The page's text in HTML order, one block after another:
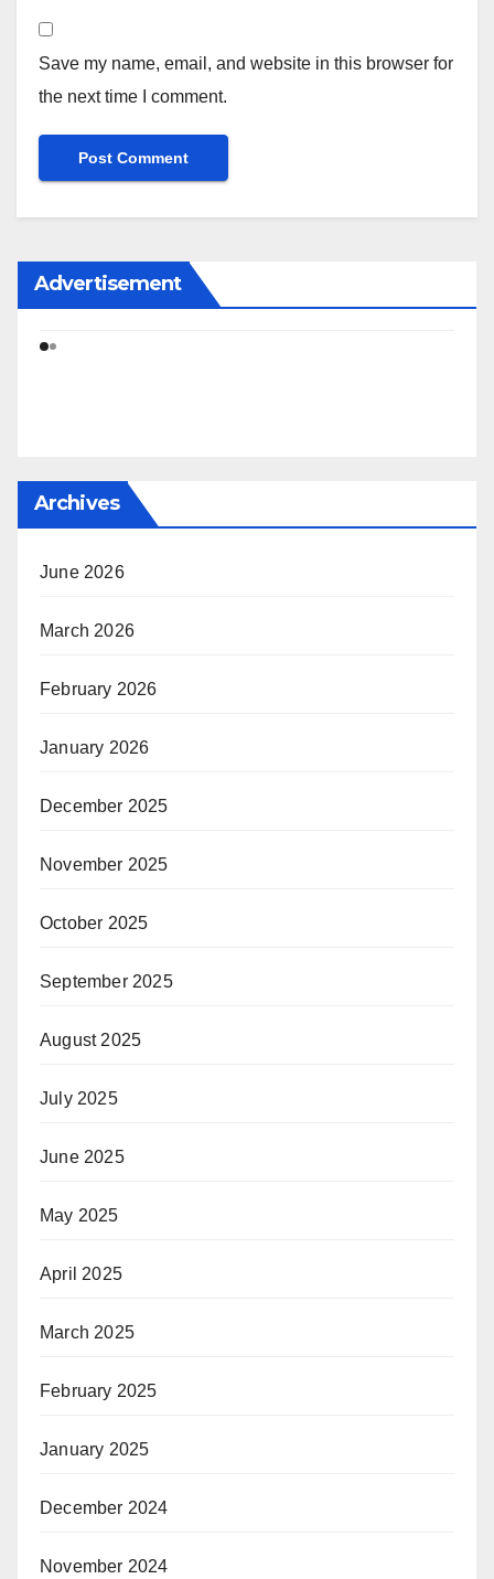
Save my name, email, and website in this browser for
the next time I comment.
Advertisement
Archives
June 2026
March 2026
February 2026
January 2026
December 2025
November 2025
October 2025
September 2025
August 2025
July 2025
June 2025
May 2025
April 2025
March 2025
February 2025
January 2025
December 2024
November 2024